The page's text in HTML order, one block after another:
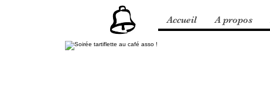
Accueil A propos